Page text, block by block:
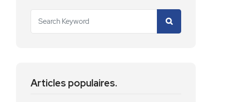
Articles populaires.